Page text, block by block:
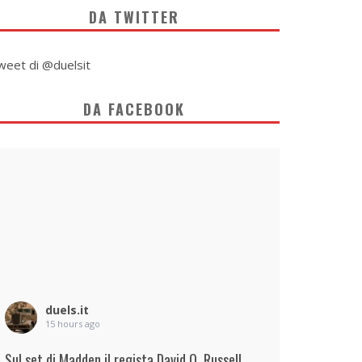
DA TWITTER
di @duelsit
DA FACEBOOK
duels.it
15 hours ago